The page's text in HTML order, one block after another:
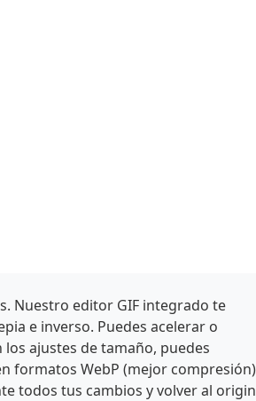
Nuestro editor GIF integrado te
e inverso. Puedes acelerar o
ajustes de tamaño, puedes
formatos WebP (mejor
todos tus cambios y volver al